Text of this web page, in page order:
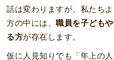
話は変わりますが、私たち
方の中には、職員を子ども
る方が存在します。
仮に人見知りでも「年上の